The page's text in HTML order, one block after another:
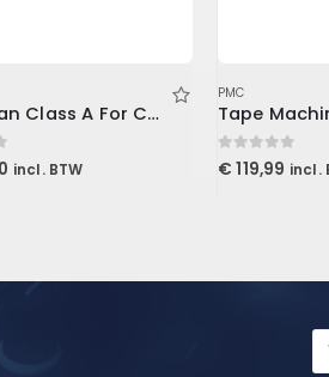
American Class A For Console1
incl. BTW
PMC
0out of 5
€ 119,99 incl.